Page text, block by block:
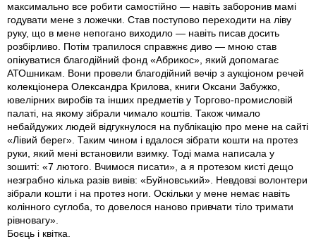
максимально все робити самостійно — навіть заборонив мамі
годувати мене з ложечки. Став поступово переходити на ліву
руку, що в мене непогано виходило — навіть писав досить
розбірливо. Потім трапилося справжнє диво — мною став
опікуватися благодійний фонд «Абрикос», який допомагає
АТОшникам. Вони провели благодійний вечір з аукціоном речей
колекціонера Олександра Крилова, книги Оксани Забужко,
ювелірних виробів та інших предметів у Торгово-промисловій
палаті, на якому зібрали чимало коштів. Також чимало
небайдужих людей відгукнулося на публікацію про мене на сайті
«Лівий берег». Таким чином і вдалося зібрати кошти на протез
руки, який мені встановили взимку. Тоді мама написала у
зошиті: «7 лютого. Вчимося писати», а я протезом кисті дещо
незграбно кілька разів вивів: «Буйновський». Невдовзі волонтери
зібрали кошти і на протез ноги. Оскільки у мене немає навіть
колінного суглоба, то довелося наново привчати тіло тримати
рівновагу».
Боєць i квiтка.